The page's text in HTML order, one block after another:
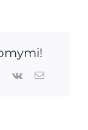
Vk Email